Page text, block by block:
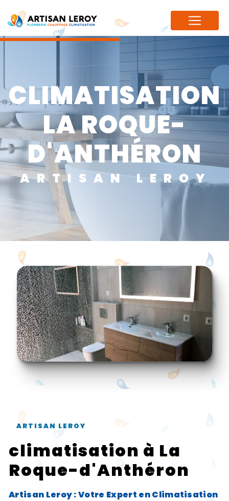
CLIMATISATION
LA ROQUE-
D'ANTHÉRON
ARTISAN LEROY
ARTISAN LEROY
climatisation à La
Roque-d'Anthéron
Artisan Leroy : Votre Expert en Climatisation